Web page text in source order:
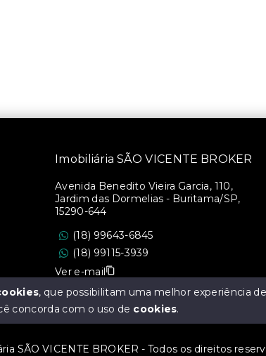
Imobiliária SÃO VICENTE BROKER
Avenida Benedito Vieira Garcia, 110,
Jardim das Dormelias - Buritama/SP,
15290-644
(18) 99643-6845
(18) 99115-3939
Ver e-mail
CRECI/SP: 36.473-J
SÃO VICENTE BROKER - Todos os direitos
, que possibilitam uma melhor experiência
concorda com o uso de cookies.